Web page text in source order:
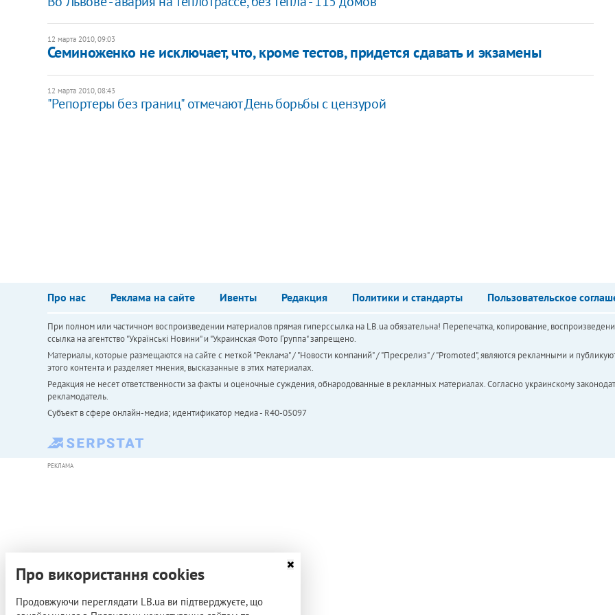
12 марта 2010, 09:03
Семиноженко не исключает, что, кроме тестов, придется сдавать и экзамены
12 марта 2010, 08:43
"Репортеры без границ" отмечают День борьбы с цензурой
Про нас Реклама на сайте Ивенты Редакция Политики и стандарты Пользовательское
При полном или частичном воспроизведении материалов прямая гиперссылка на LB.ua обязательна! Перепечатка, копирование,
ссылка на агентство "Українськi Новини" и "Украинская Фото Группа" запрещено.
Материалы, которые размещаются на сайте с меткой "Реклама" / "Новости компаний" / "Пресрелиз" / "Promoted", являются рекламными и
этого контента и разделяет мнения, высказанные в этих материалах.
Редакция не несет ответственности за факты и оценочные суждения, обнародованные в рекламных материалах. Согласно украинскому
рекламодатель.
Субъект в сфере онлайн-медиа; идентификатор медиа - R40-05097
РЕКЛАМА
Про використання cookies
Продовжуючи переглядати LB.ua ви підтверджуєте, що